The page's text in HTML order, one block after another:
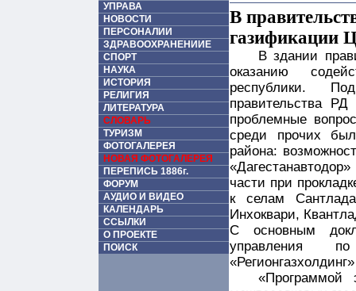
УПРАВА
НОВОСТИ
ПЕРСОНАЛИИ
ЗДРАВООХРАНЕНИИЕ
СПОРТ
НАУКА
ИСТОРИЯ
РЕЛИГИЯ
ЛИТЕРАТУРА
СЛОВАРЬ
ТУРИЗМ
ФОТОГАЛЕРЕЯ
НОВАЯ ФОТОГАЛЕРЕЯ
ПЕРЕПИСЬ 1886г.
ФОРУМ
АУДИО И ВИДЕО
КАЛЕНДАРЬ
ССЫЛКИ
О ПРОЕКТЕ
ПОИСК
В
газификации
В здании
оказанию
республики.
правительства
проблемные
среди прочих
района:
части при
к селам
Инхоквари,
С основным
управления
«Программой